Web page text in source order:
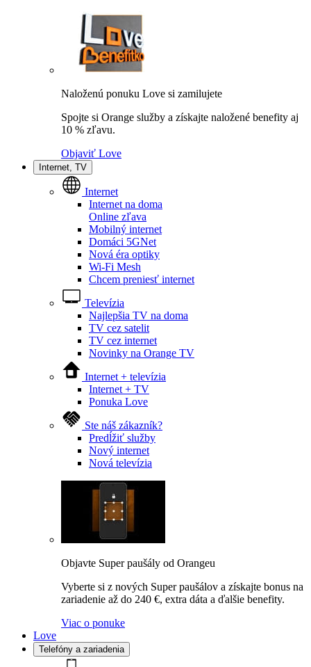
Naloženú ponuku Love si zamilujete
Spojte si Orange služby a získajte naložené benefity aj
10 % zľavu.
Objaviť Love
Internet, TV
Internet
Internet na doma
Online zľava
Mobilný internet
Domáci 5GNet
Nová éra optiky
Wi-Fi Mesh
Chcem preniesť internet
Televízia
Najlepšia TV na doma
TV cez satelit
TV cez internet
Novinky na Orange TV
Internet + televízia
Internet + TV
Ponuka Love
Ste náš zákazník?
Predĺžiť služby
Nový internet
Nová televízia
Objavte Super paušály od Orangeu
Vyberte si z nových Super paušálov a získajte bonus na
zariadenie až do 240 €, extra dáta a ďalšie benefity.
Viac o ponuke
Love
Telefóny a zariadenia